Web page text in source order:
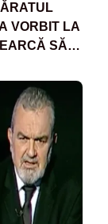
VORBIT LA
SĂ